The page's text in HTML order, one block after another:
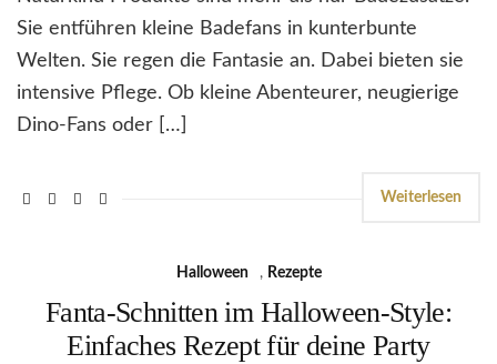
Sie entführen kleine Badefans in kunterbunte
Welten. Sie regen die Fantasie an. Dabei bieten sie
intensive Pflege. Ob kleine Abenteurer, neugierige
Dino-Fans oder […]
Weiterlesen
Halloween , Rezepte
Fanta-Schnitten im Halloween-Style:
Einfaches Rezept für deine Party